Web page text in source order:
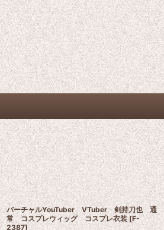
バーチャルYouTuber VTuber 剣持刀也 通
常 コスプレウィッグ コスプレ衣装 [F-
2387]